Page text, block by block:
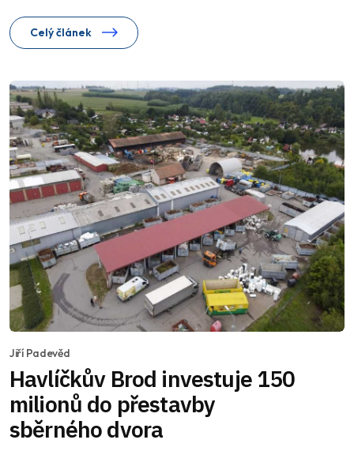
Celý článek
Jiří Padevěd
Havlíčkův Brod investuje 150
milionů do přestavby
sběrného dvora